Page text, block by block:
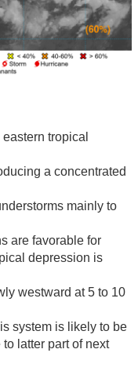
tropical
a concentrated
mainly to
are favorable for
depression is
westward at 5 to 10
system is likely to be
latter part of next